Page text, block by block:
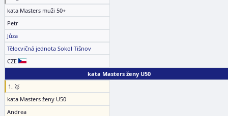
kata Masters muži 50+
Petr
Jůza
Tělocvičná jednota Sokol Tišnov
CZE
kata Masters ženy U50
1. 🥇
kata Masters ženy U50
Andrea